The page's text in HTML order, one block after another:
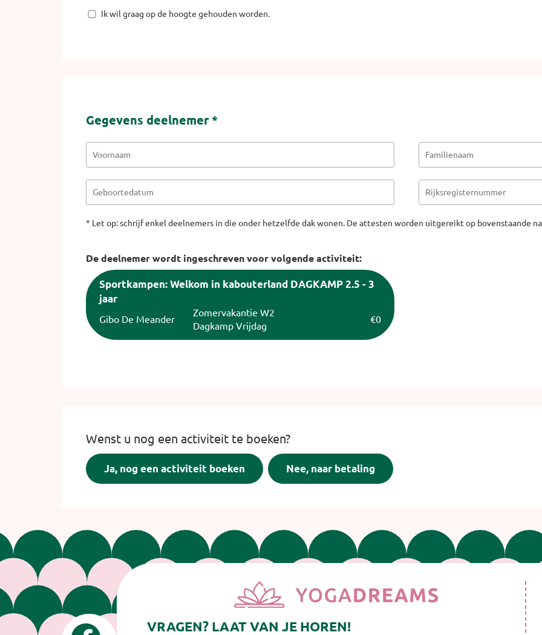
Ik wil graag op de hoogte gehouden worden.
Gegevens deelnemer *
* Let op: schrijf enkel deelnemers in die onder hetzelfde dak wonen. De attesten worden uitgereikt op bovenstaande
De deelnemer wordt ingeschreven voor volgende activiteit:
Sportkampen: Welkom in kabouterland DAGKAMP 2.5 - 3
jaar
Gibo De Meander
Zomervakantie W2
Dagkamp Vrijdag
€0
Wenst u nog een activiteit te boeken?
VRAGEN? LAAT VAN JE HOREN!